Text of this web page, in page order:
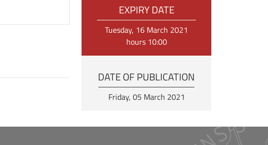
EXPIRY DATE
Tuesday, 16 March 2021
hours 10:00
DATE OF PUBLICATION
Friday, 05 March 2021